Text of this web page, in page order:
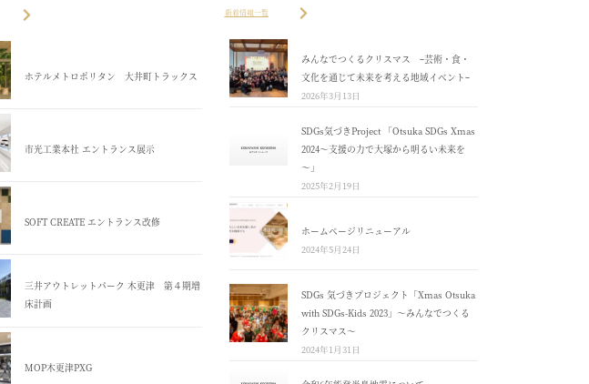
ホテルメトロポリタン 大井町トラックス
市光工業本社 エントランス展示
SOFT CREATE エントランス改修
三井アウトレットパーク 木更津 第４期増
床計画
MOP木更津PXG
新着情報一覧
みんなでつくるクリスマス ｰ芸術・食・
文化を通じて未来を考える地域イベントｰ
2026年3月13日
SDGs気づきProject 「Otsuka SDGs Xmas
2024～支援の力で大塚から明るい未来を
～」
2025年2月19日
ホームページリニューアル
2024年5月24日
SDGs 気づきプロジェクト「Xmas Otsuka
with SDGs-Kids 2023」～みんなでつくる
クリスマス～
2024年1月31日